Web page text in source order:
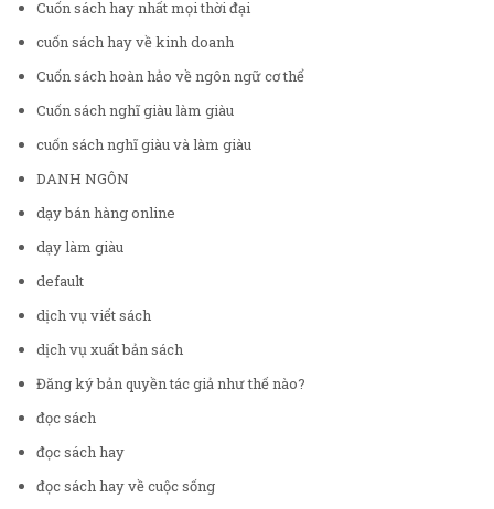
Cuốn sách hay nhất mọi thời đại
cuốn sách hay về kinh doanh
Cuốn sách hoàn hảo về ngôn ngữ cơ thể
Cuốn sách nghĩ giàu làm giàu
cuốn sách nghĩ giàu và làm giàu
DANH NGÔN
dạy bán hàng online
dạy làm giàu
default
dịch vụ viết sách
dịch vụ xuất bản sách
Đăng ký bản quyền tác giả như thế nào?
đọc sách
đọc sách hay
đọc sách hay về cuộc sống